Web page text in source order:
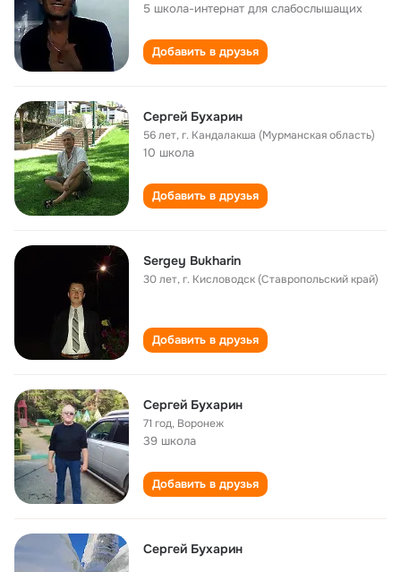
5 школа-интернат для слабослышащих
Добавить в друзья
Сергей Бухарин
56 лет,г. Кандалакша (Мурманская область)
10 школа
Добавить в друзья
Sergey Bukharin
30 лет,г. Кисловодск (Ставропольский край)
Добавить в друзья
Сергей Бухарин
71 год, Воронеж
39 школа
Добавить в друзья
Сергей Бухарин